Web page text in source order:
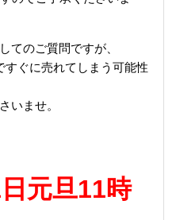
てのご質問ですが、
すぐに売れてしまう可能性
いませ。
元旦11時